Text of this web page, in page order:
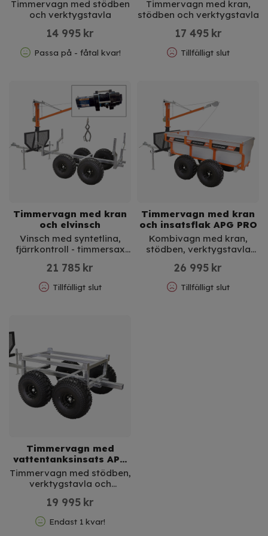
Timmervagn med stödben
och verktygstavla
14 995 kr
Passa på - fåtal kvar!
Timmervagn med kran,
stödben och verktygstavla
17 495 kr
Tillfälligt slut
Timmervagn med kran
och elvinsch
Vinsch med syntetlina,
fjärrkontroll - timmersax
21 785 kr
Tillfälligt slut
Timmervagn med kran
och insatsflak APG PRO
Kombivagn med kran,
stödben, verktygstavla
26 995 kr
Tillfälligt slut
Timmervagn med
vattentanksinsats APG
PRO
Timmervagn med stödben,
verktygstavla och
19 995 kr
Endast 1 kvar!